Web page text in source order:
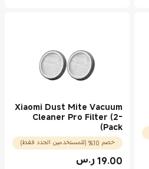
Xiaomi Dust Mite Vacuum
Cleaner Pro Filter (2-
Pack)
خصم 10% (للمستخدمين الجدد فقط)
19.00ر.سCurrent Price ر.س19.00